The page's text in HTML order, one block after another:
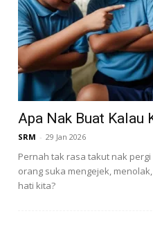
Apa Nak Buat Kalau
SRM - 29 Jan 2026
Pernah tak rasa takut nak
orang suka mengejek,
hati kita?